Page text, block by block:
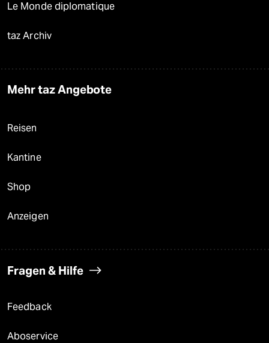
Le Monde diplomatique
taz Archiv
Mehr taz Angebote
Reisen
Kantine
Shop
Anzeigen
Fragen & Hilfe
Feedback
Aboservice